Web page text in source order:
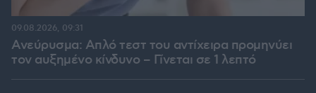
Ανεύρυσμα: Απλό τεστ του αντίχειρα προμηνύει
τον αυξημένο κίνδυνο – Γίνεται σε 1 λεπτό
09.08.2026, 09:31